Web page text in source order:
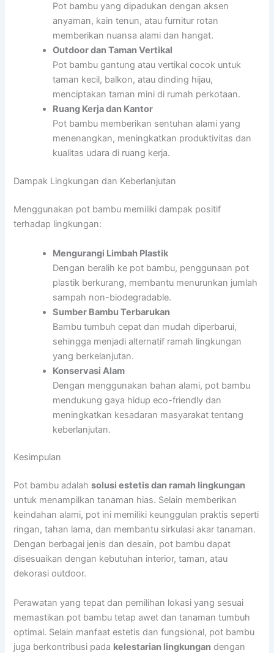
Pot bambu yang dipadukan dengan aksen
anyaman, kain tenun, atau furnitur rotan
memberikan nuansa alami dan hangat.
Outdoor dan Taman Vertikal
Pot bambu gantung atau vertikal cocok untuk
taman kecil, balkon, atau dinding hijau,
menciptakan taman mini di rumah perkotaan.
Ruang Kerja dan Kantor
Pot bambu memberikan sentuhan alami yang
menenangkan, meningkatkan produktivitas dan
kualitas udara di ruang kerja.
Dampak Lingkungan dan Keberlanjutan
Menggunakan pot bambu memiliki dampak positif
terhadap lingkungan:
Mengurangi Limbah Plastik
Dengan beralih ke pot bambu, penggunaan pot
plastik berkurang, membantu menurunkan jumlah
sampah non-biodegradable.
Sumber Bambu Terbarukan
Bambu tumbuh cepat dan mudah diperbarui,
sehingga menjadi alternatif ramah lingkungan
yang berkelanjutan.
Konservasi Alam
Dengan menggunakan bahan alami, pot bambu
mendukung gaya hidup eco-friendly dan
meningkatkan kesadaran masyarakat tentang
keberlanjutan.
Kesimpulan
Pot bambu adalahsolusi estetis dan ramah lingkungan
untuk menampilkan tanaman hias. Selain memberikan
keindahan alami, pot ini memiliki keunggulan praktis seperti
ringan, tahan lama, dan membantu sirkulasi akar tanaman.
Dengan berbagai jenis dan desain, pot bambu dapat
disesuaikan dengan kebutuhan interior, taman, atau
dekorasi outdoor.
Perawatan yang tepat dan pemilihan lokasi yang sesuai
memastikan pot bambu tetap awet dan tanaman tumbuh
optimal. Selain manfaat estetis dan fungsional, pot bambu
juga berkontribusi pada kelestarian lingkungan dengan